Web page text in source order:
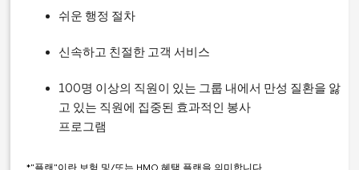
쉬운 행정 절차
신속하고 친절한 고객 서비스
100명 이상의 직원이 있는 그룹 내에서 만성 질환을 앓
고 있는 직원에 집중된 효과적인 봉사
프로그램
*"플랜"이란 보험 및/또는 HMO 혜택 플랜을 의미합니다.